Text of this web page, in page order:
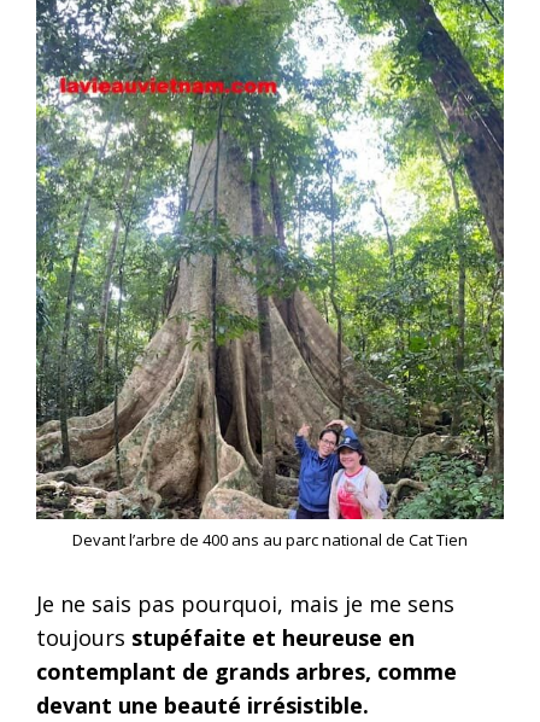
Devant l’arbre de 400 ans au parc national de Cat Tien
Je ne sais pas pourquoi, mais je me sens
toujours stupéfaite et heureuse en
contemplant de grands arbres, comme
devant une beauté irrésistible.